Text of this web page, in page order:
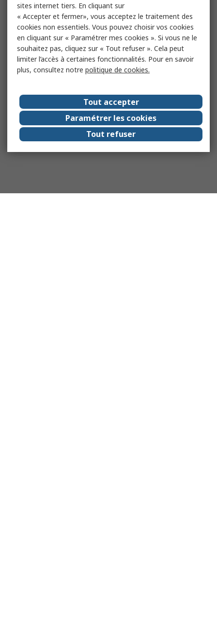
sites internet tiers. En cliquant sur
« Accepter et fermer», vous acceptez le traitement des
cookies non essentiels. Vous pouvez choisir vos cookies
en cliquant sur « Paramétrer mes cookies ». Si vous ne le
souhaitez pas, cliquez sur « Tout refuser ». Cela peut
limiter l’accès à certaines fonctionnalités. Pour en savoir
plus, consultez notre politique de cookies.
Tout accepter
Paramétrer les cookies
Tout refuser